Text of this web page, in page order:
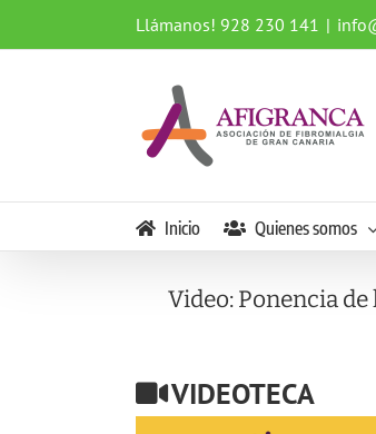
contenido
Llámanos! 928 230 141 |
Inicio Quienes somos
Video: Ponencia
VIDEOTECA